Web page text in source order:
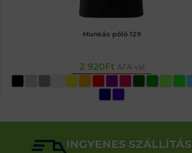
Munkás póló 129
2 920Ft ÁFA-val
OPCIÓK VÁLASZTÁSA
INGYENES SZÁLLÍTÁS